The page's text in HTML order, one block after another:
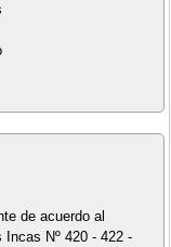
de acuerdo al
Nº 420 - 422 -